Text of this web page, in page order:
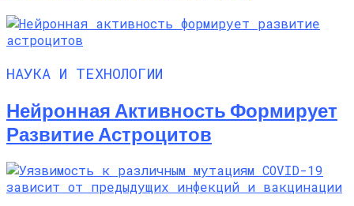
НАУКА И ТЕХНОЛОГИИ
Нейронная Активность Формирует
Развитие Астроцитов